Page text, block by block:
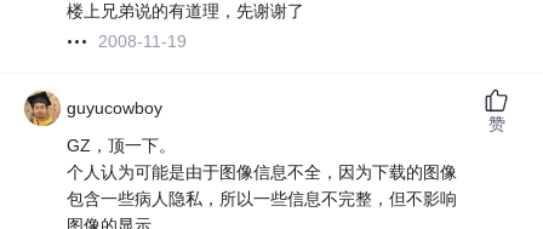
楼上兄弟说的有道理，先谢谢了
2008-11-19
guyucowboy
GZ，顶一下。
个人认为可能是由于图像信息不全，因为下载的图像
包含一些病人隐私，所以一些信息不完整，但不影响
赞